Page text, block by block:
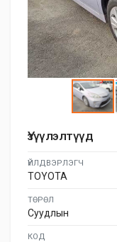
Үзүүлэлтүүд
ҮЙЛДВЭРЛЭГЧ
TOYOTA
ТӨРӨЛ
Суудлын
КОД